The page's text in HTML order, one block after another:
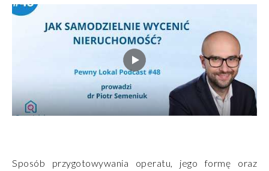
Sposób przygotowywania operatu, jego formę oraz